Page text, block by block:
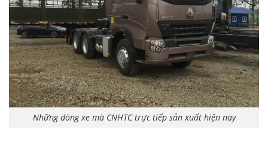
Những dòng xe mà CNHTC trực tiếp sản xuất hiện nay